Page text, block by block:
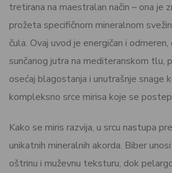
tretirana na maestralan način – ona je
prožeta specifičnom mineralnom
čula. Ovaj uvod je energičan i odmeren,
sunčanog jutra na mediteranskom tlu,
osećaj blagostanja i unutrašnje snage
kompleksno srce mirisa koje se
Kako se miris razvija, u srcu nastupa
unikatnih mineralnih akorda. Biber
oštrinu i muževnu teksturu, dok